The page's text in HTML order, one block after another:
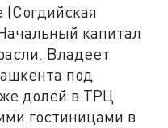
(Согдийская
капитал
Владеет
под
долей в ТРЦ
гостиницами в